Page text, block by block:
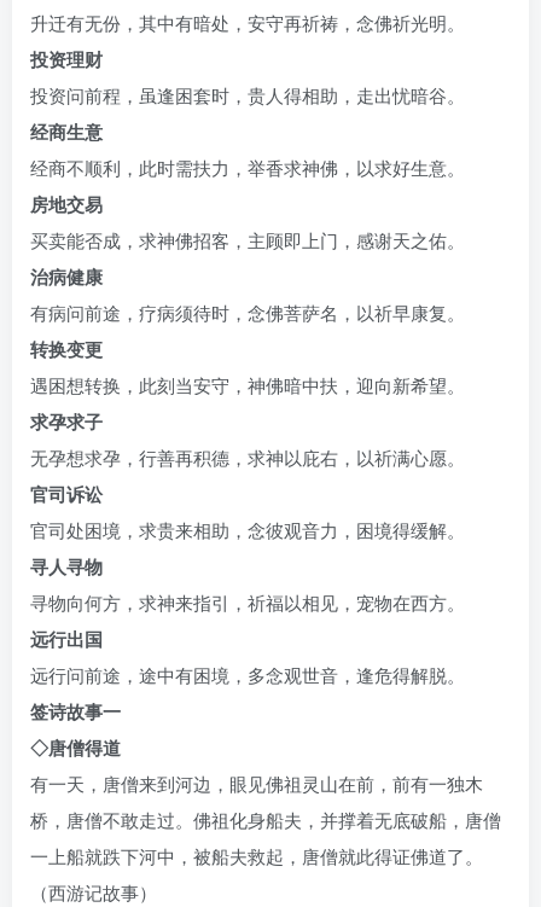
升迁有无份，其中有暗处，安守再祈祷，念佛祈光明。
投资理财
投资问前程，虽逢困套时，贵人得相助，走出忧暗谷。
经商生意
经商不顺利，此时需扶力，举香求神佛，以求好生意。
房地交易
买卖能否成，求神佛招客，主顾即上门，感谢天之佑。
治病健康
有病问前途，疗病须待时，念佛菩萨名，以祈早康复。
转换变更
遇困想转换，此刻当安守，神佛暗中扶，迎向新希望。
求孕求子
无孕想求孕，行善再积德，求神以庇右，以祈满心愿。
官司诉讼
官司处困境，求贵来相助，念彼观音力，困境得缓解。
寻人寻物
寻物向何方，求神来指引，祈福以相见，宠物在西方。
远行出国
远行问前途，途中有困境，多念观世音，逢危得解脱。
签诗故事一
◇唐僧得道
有一天，唐僧来到河边，眼见佛祖灵山在前，前有一独木
桥，唐僧不敢走过。佛祖化身船夫，并撑着无底破船，唐僧
一上船就跌下河中，被船夫救起，唐僧就此得证佛道了。
（西游记故事）